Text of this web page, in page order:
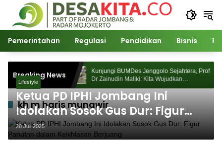
Langsung
konten
Pemerintahan Regulasi Pendidikan Bisnis
Breaking News
Prof
Potensi Desa
Kunjungi BUMDes Jenggolo Sejahtera, Prof
Dr Zainudin Maliki: Kita Wujudkan
Kemandirian Ekonomi dengan Potensi Desa
kh m haris munawir
Lifestyle
Ketua PD IPHI Jombang Ini
Idolakan Sosok Gus Dur: Figur
Panutan dalam Keikhlasan
Berjuang
20 Juli 2025